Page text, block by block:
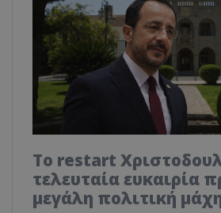
Το restart
τελευταία ευκαιρία
μεγάλη πολιτική